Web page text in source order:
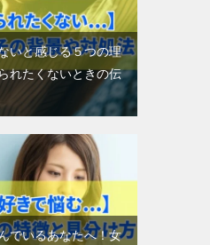
いと感じる５つの理
れたくないときの伝
でいるあなたへ！女